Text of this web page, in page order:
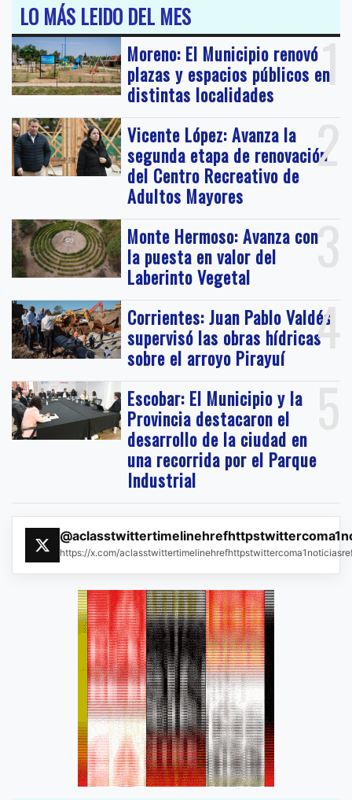
LO MÁS LEIDO DEL MES
1
Moreno: El Municipio renovó
plazas y espacios públicos en
distintas localidades
2
Vicente López: Avanza la
segunda etapa de renovación
del Centro Recreativo de
Adultos Mayores
3
Monte Hermoso: Avanza con
la puesta en valor del
Laberinto Vegetal
4
Corrientes: Juan Pablo Valdés
supervisó las obras hídricas
sobre el arroyo Pirayuí
5
Escobar: El Municipio y la
Provincia destacaron el
desarrollo de la ciudad en
una recorrida por el Parque
Industrial
https://x.com/